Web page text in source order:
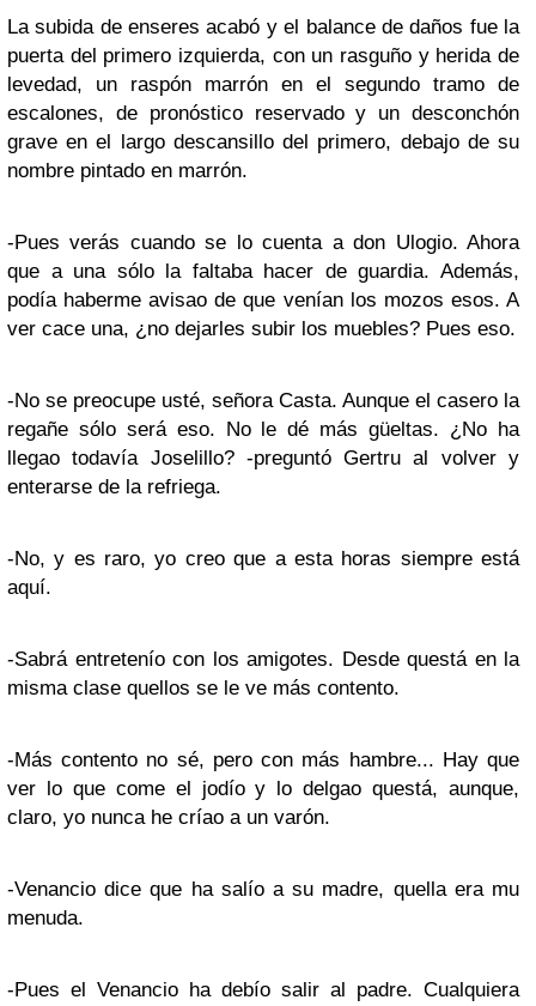
La subida de enseres acabó y el balance de daños fue la
puerta del primero izquierda, con un rasguño y herida de
levedad, un raspón marrón en el segundo tramo de
escalones, de pronóstico reservado y un desconchón
grave en el largo descansillo del primero, debajo de su
nombre pintado en marrón.
-Pues verás cuando se lo cuenta a don Ulogio. Ahora
que a una sólo la faltaba hacer de guardia. Además,
podía haberme avisao de que venían los mozos esos. A
ver cace una, ¿no dejarles subir los muebles? Pues eso.
-No se preocupe usté, señora Casta. Aunque el casero la
regañe sólo será eso. No le dé más güeltas. ¿No ha
llegao todavía Joselillo? -preguntó Gertru al volver y
enterarse de la refriega.
-No, y es raro, yo creo que a esta horas siempre está
aquí.
-Sabrá entretenío con los amigotes. Desde questá en la
misma clase quellos se le ve más contento.
-Más contento no sé, pero con más hambre... Hay que
ver lo que come el jodío y lo delgao questá, aunque,
claro, yo nunca he críao a un varón.
-Venancio dice que ha salío a su madre, quella era mu
menuda.
-Pues el Venancio ha debío salir al padre. Cualquiera